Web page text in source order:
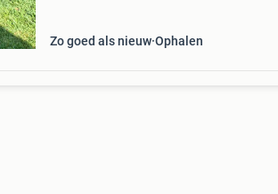
Zo goed als nieuw Ophalen